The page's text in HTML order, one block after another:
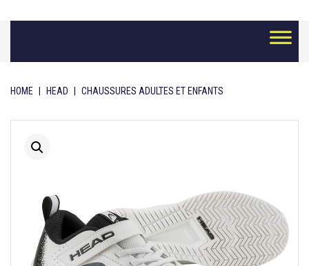
content
HOME HEAD CHAUSSURES ADULTES ET ENFANTS